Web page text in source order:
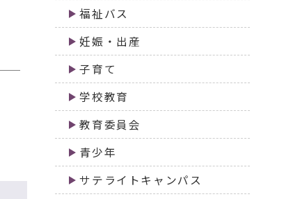
福祉バス
妊娠・出産
子育て
学校教育
教育委員会
青少年
サテライトキャンパス